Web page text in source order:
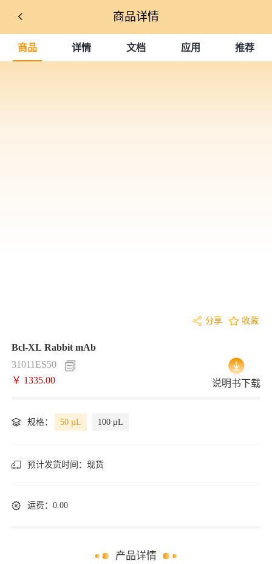
商品详情
商品 详情 文档 应用 推荐
分享 收藏
Bcl-XL Rabbit mAb
31011ES50
￥ 1335.00
说明书下载
规格： 50 µL 100 μL
预计发货时间： 现货
运费：0.00
产品详情